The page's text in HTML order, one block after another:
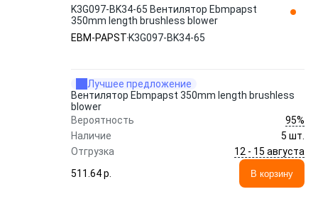
K3G097-BK34-65 Вентилятор Ebmpapst
350mm length brushless blower
EBM-PAPST K3G097-BK34-65
Лучшее предложение
Вентилятор Ebmpapst 350mm length brushless
blower
Вероятность
95%
Наличие
5 шт.
Отгрузка
12 - 15 августа
511.64 p.
В корзину